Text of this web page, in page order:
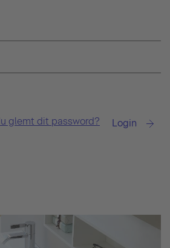
glemt dit password? Login